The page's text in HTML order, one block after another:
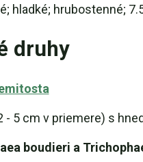
hladké; hrubostenné;
druhy
- 5 cm v priemere) s
boudieri a